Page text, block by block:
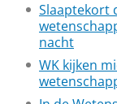
Slaaptekort
nacht
WK kijken